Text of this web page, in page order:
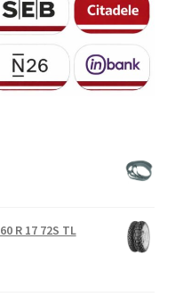
R 17 72S TL